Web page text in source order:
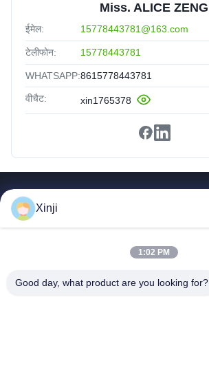
Miss. ALICE ZENG
ईमेल: 15778443781@163.com
टेलीफोन: 15778443781
WHATSAPP:8615778443781
वीचैट: xin1765378
हमारे बारे में
फ़ैक्टरी दौरा
Xinji
1:02 PM
Good day, what product are you looking for?